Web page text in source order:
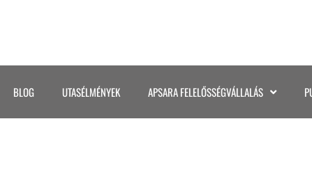
BLOG UTASÉLMÉNYEK APSARA FELELŐSSÉGVÁLLALÁS